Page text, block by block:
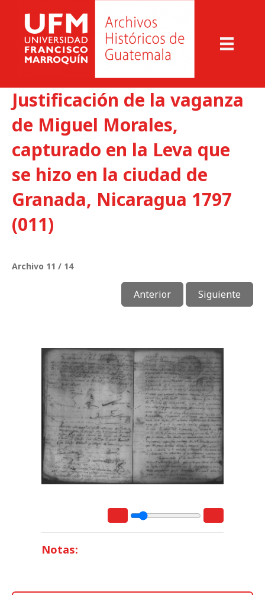
Justificación de la vaganza
de Miguel Morales,
capturado en la Leva que
se hizo en la ciudad de
Granada, Nicaragua 1797
(011)
Archivo 11 / 14
Anterior Siguiente
Notas: